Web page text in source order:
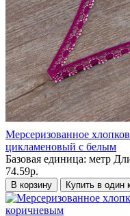
Мерсеризованное
цикламеновый с белым
Базовая единица: метр
74.59р.
В корзину Купить в один